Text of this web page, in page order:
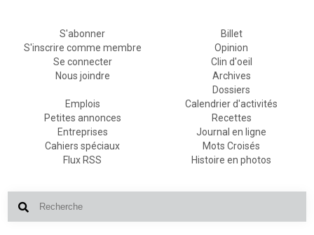
S'abonner
S'inscrire comme membre
Se connecter
Nous joindre
Billet
Opinion
Clin d'oeil
Archives
Dossiers
Emplois
Petites annonces
Entreprises
Cahiers spéciaux
Flux RSS
Calendrier d'activités
Recettes
Journal en ligne
Mots Croisés
Histoire en photos